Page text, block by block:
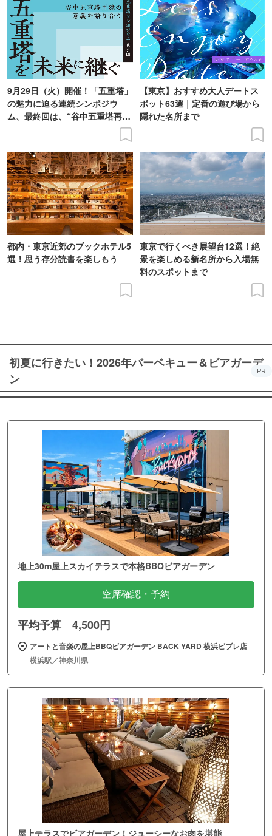
9月29日（火）開催！「五重塔」
の魅力に迫る連続シンポジウ
ム、最終回は、“谷中五重塔再建
【東京】おすすめ大人デートス
ポット63選｜定番の遊び場から
隠れた名所まで
都内・東京近郊のブックホテル5
選！思う存分読書を楽しもう
東京で行くべき展望台12選！絶
景を楽しめる新名所から入場無
料のスポットまで
初夏に行きたい！2026年バーベキュー＆ビアガーデ
ン
PR
地上30m屋上スカイテラスで本格BBQビアガーデン
空席確認・予約
平均予算 4,500円
アートと音楽の屋上BBQビアガーデン BACK YARD 横浜ビブレ店
横浜駅／神奈川県
屋上テラスでビアガーデン！ジューシーなお肉を堪能